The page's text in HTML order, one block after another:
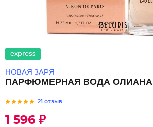
express
НОВАЯ ЗАРЯ
ПАРФЮМЕРНАЯ ВОДА ОЛИАНА
21 отзыв
1 596 ₽